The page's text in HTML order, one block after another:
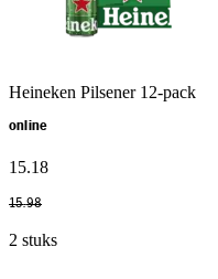
Heineken Pilsener 12-pack
online
15.18
15.98
2 stuks